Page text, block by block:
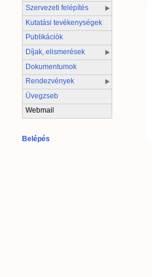
Szervezeti felépítés
Kutatási tevékenységek
Publikációk
Díjak, elismerések
Dokumentumok
Rendezvények
Üvegzseb
Webmail
Belépés